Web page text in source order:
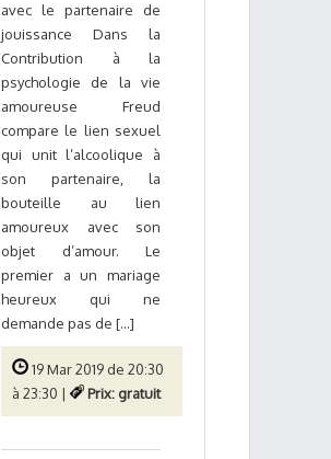
avec le partenaire de
jouissance Dans la
Contribution à la
psychologie de la vie
amoureuse Freud
compare le lien sexuel
qui unit l’alcoolique à
son partenaire, la
bouteille au lien
amoureux avec son
objet d’amour. Le
premier a un mariage
heureux qui ne
demande pas de [...]
19 Mar 2019 de 20:30
à 23:30 |
Prix: gratuit